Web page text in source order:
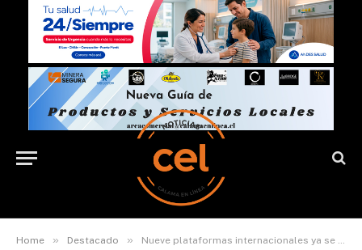
Home » Destacado » Nueve plataformas internacionales ya se inscribieron para aplicar IVA a compras remotas desde Chile